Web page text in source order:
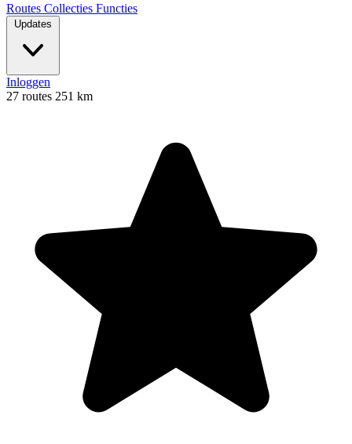
Routes Collecties Functies
Updates
Inloggen
27 routes 251 km